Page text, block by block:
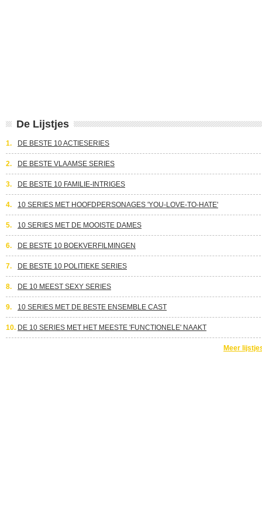
De Lijstjes
1. DE BESTE 10 ACTIESERIES
2. DE BESTE VLAAMSE SERIES
3. DE BESTE 10 FAMILIE-INTRIGES
4. 10 SERIES MET HOOFDPERSONAGES 'YOU-LOVE-TO-HATE'
5. 10 SERIES MET DE MOOISTE DAMES
6. DE BESTE 10 BOEKVERFILMINGEN
7. DE BESTE 10 POLITIEKE SERIES
8. DE 10 MEEST SEXY SERIES
9. 10 SERIES MET DE BESTE ENSEMBLE CAST
10. DE 10 SERIES MET HET MEESTE 'FUNCTIONELE' NAAKT
Meer